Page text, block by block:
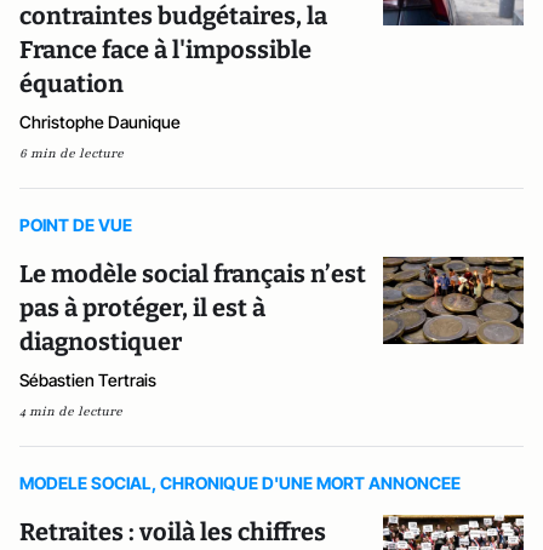
contraintes budgétaires, la
France face à l'impossible
équation
Christophe Daunique
6 min de lecture
POINT DE VUE
Le modèle social français n’est
pas à protéger, il est à
diagnostiquer
Sébastien Tertrais
4 min de lecture
MODELE SOCIAL, CHRONIQUE D'UNE MORT ANNONCEE
Retraites : voilà les chiffres